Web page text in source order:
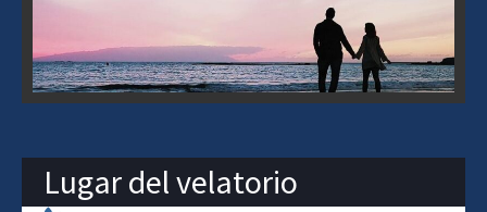
Lugar del velatorio